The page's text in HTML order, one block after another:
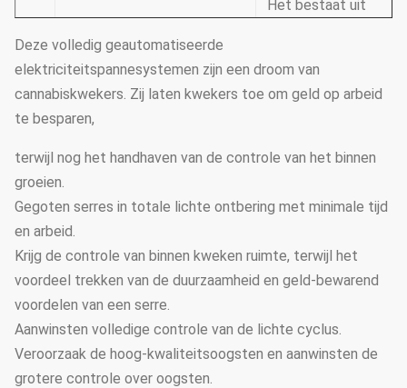
Het bestaat uit
Film-rollend systeem
Eleltrodynamisch
Ventilatiesysteem
Zijruiten en
7 Verwarmingssysteem
hete lucht het
het elektrische
8 Druppelbevloeiingssysteem
serrelengte en
worden aangepast
Deze volledig geautomatiseerde
elektriciteitspannesystemen zijn een droom van
cannabiskwekers. Zij laten kwekers toe om geld op arbeid
te besparen,
terwijl nog het handhaven van de controle van het binnen
groeien.
Gegoten serres in totale lichte ontbering met minimale tijd
en arbeid.
Krijg de controle van binnen kweken ruimte, terwijl het
voordeel trekken van de duurzaamheid en geld-bewarend
voordelen van een serre.
Aanwinsten volledige controle van de lichte cyclus.
Veroorzaak de hoog-kwaliteitsoogsten en aanwinsten de
grotere controle over oogsten.